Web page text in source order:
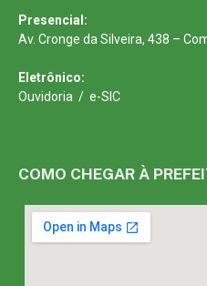
Presencial:
Av. Cronge da Silveira, 438 –
Eletrônico:
Ouvidoria / e-SIC
COMO CHEGAR À